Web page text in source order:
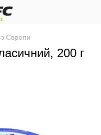
Європи
200 г